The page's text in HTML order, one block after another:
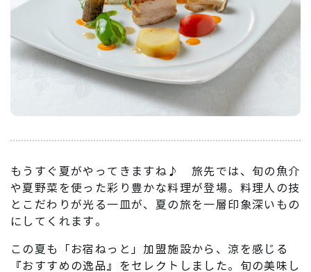
もうすぐ夏がやってきますね♪ 旅先では、旬の魚介
や夏野菜を使った彩り豊かな料理が登場。料理人の技
とこだわりが光る一皿が、夏の旅を一層印象深いもの
にしてくれます。
この夏も「お宿ねっと」加盟施設から、涼を感じる
『おすすめの逸品』をセレクトしました。旬の美味し